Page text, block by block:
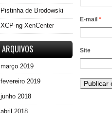
E-mail *
Site
Pistinha de Brodowski
XCP-ng XenCenter
ARQUIVOS
março 2019
fevereiro 2019
junho 2018
abril 2018